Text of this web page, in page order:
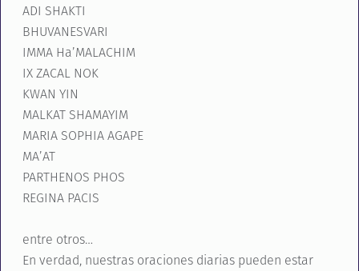
ADI SHAKTI
BHUVANESVARI
IMMA Ha’MALACHIM
IX ZACAL NOK
KWAN YIN
MALKAT SHAMAYIM
MARIA SOPHIA AGAPE
MA’AT
PARTHENOS PHOS
REGINA PACIS
entre otros…
En verdad, nuestras oraciones diarias pueden estar